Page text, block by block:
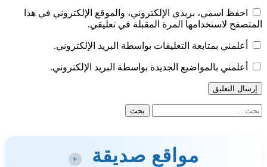
احفظ اسمي، بريدي الإلكتروني، والموقع الإلكتروني في هذا
المتصفح لاستخدامها المرة المقبلة في تعليقي.
أعلمني بمتابعة التعليقات بواسطة البريد الإلكتروني.
أعلمني بالمواضيع الجديدة بواسطة البريد الإلكتروني.
البحث
مواقع صديقة +